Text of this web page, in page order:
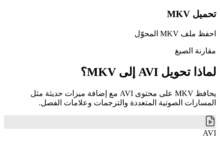
تحميل MKV
احفظ ملف MKV المحوّل
مقارنة الصيغ
لماذا تحويل AVI إلى MKV؟
يحافظ MKV على محتوى AVI مع إضافة ميزات حديثة مثل
المسارات الصوتية المتعددة والترجمات وعلامات الفصل.
AVI